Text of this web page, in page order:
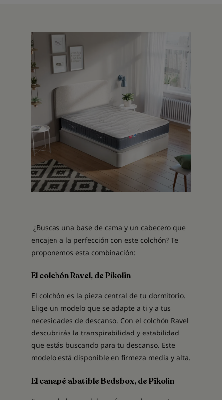
¿Buscas una base de cama y un cabecero que
encajen a la perfección con este colchón? Te
proponemos esta combinación:
El colchón Ravel, de Pikolin
El colchón es la pieza central de tu dormitorio.
Elige un modelo que se adapte a ti y a tus
necesidades de descanso. Con el colchón Ravel
descubrirás la transpirabilidad y estabilidad
que estás buscando para tu descanso. Este
modelo está disponible en firmeza media y alta.
El canapé abatible Bedsbox, de Pikolin